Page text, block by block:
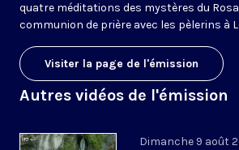
quatre méditations des mystères du
communion de prière avec les pèlerins à
Visiter la page de l'émission
Autres vidéos de l'émission
Dimanche 9 août